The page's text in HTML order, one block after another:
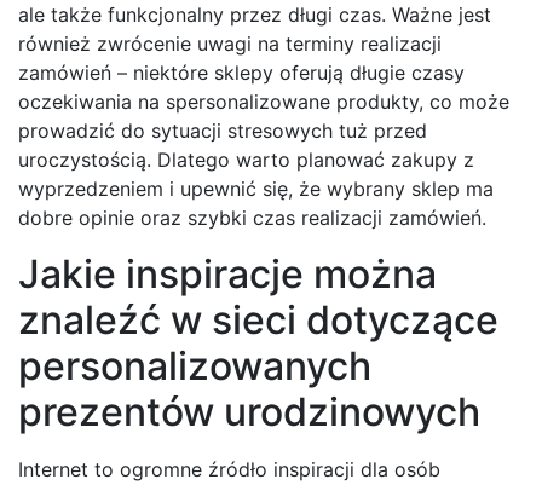
ale także funkcjonalny przez długi czas. Ważne jest
również zwrócenie uwagi na terminy realizacji
zamówień – niektóre sklepy oferują długie czasy
oczekiwania na spersonalizowane produkty, co może
prowadzić do sytuacji stresowych tuż przed
uroczystością. Dlatego warto planować zakupy z
wyprzedzeniem i upewnić się, że wybrany sklep ma
dobre opinie oraz szybki czas realizacji zamówień.
Jakie inspiracje można
znaleźć w sieci dotyczące
personalizowanych
prezentów urodzinowych
Internet to ogromne źródło inspiracji dla osób